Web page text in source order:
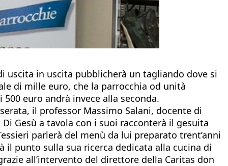
uscita in uscita pubblicherà un tagliando dove si
di mille euro, che la parrocchia od unità
euro andrà invece alla seconda.
il professor Massimo Salani, docente di
Gesù a tavola con i suoi racconterà il gesuita
parlerà del menù da lui preparato trent’anni
il punto sulla sua ricerca dedicata alla cucina di
all’intervento del direttore della Caritas don